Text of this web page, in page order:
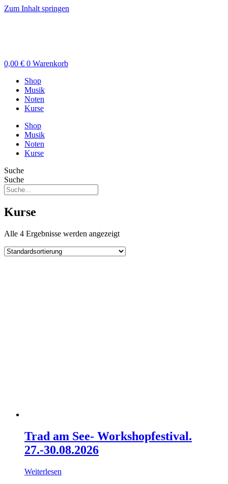
Zum Inhalt springen
0,00 € 0 Warenkorb
Shop
Musik
Noten
Kurse
Shop
Musik
Noten
Kurse
Suche
Suche
Kurse
Alle 4 Ergebnisse werden angezeigt
Trad am See- Workshopfestival.
27.-30.08.2026
Weiterlesen